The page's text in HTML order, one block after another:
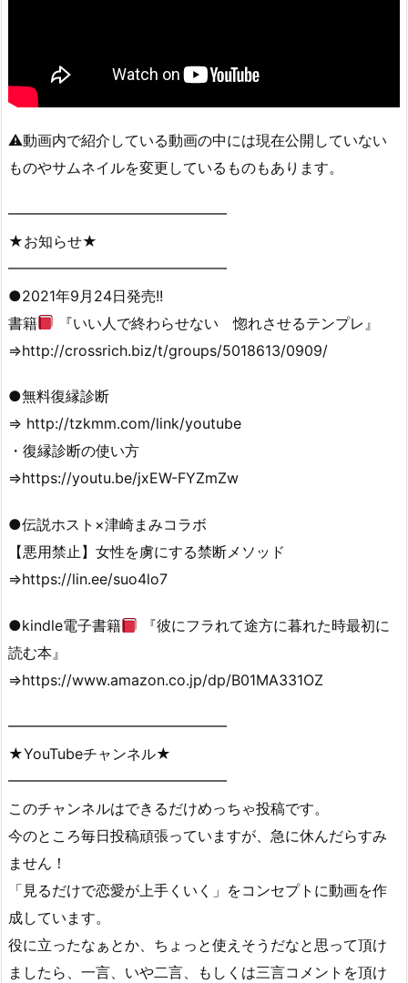
⚠︎動画内で紹介している動画の中には現在公開していない
ものやサムネイルを変更しているものもあります。
━━━━━━━━━━━━━━━
★お知らせ★
━━━━━━━━━━━━━━━
●2021年9月24日発売!!
書籍
『いい人で終わらせない 惚れさせるテンプレ』
⇒http://crossrich.biz/t/groups/5018613/0909/
●無料復縁診断
⇒ http://tzkmm.com/link/youtube
・復縁診断の使い方
⇒https://youtu.be/jxEW-FYZmZw
●伝説ホスト×津崎まみコラボ
【悪用禁止】女性を虜にする禁断メソッド
⇒https://lin.ee/suo4lo7
●kindle電子書籍
『彼にフラれて途方に暮れた時最初に
読む本』
⇒https://www.amazon.co.jp/dp/B01MA331OZ
━━━━━━━━━━━━━━━
★YouTubeチャンネル★
━━━━━━━━━━━━━━━
このチャンネルはできるだけめっちゃ投稿です。
今のところ毎日投稿頑張っていますが、急に休んだらすみ
ません！
「見るだけで恋愛が上手くいく」をコンセプトに動画を作
成しています。
役に立ったなぁとか、ちょっと使えそうだなと思って頂け
ましたら、一言、いや二言、もしくは三言コメントを頂け